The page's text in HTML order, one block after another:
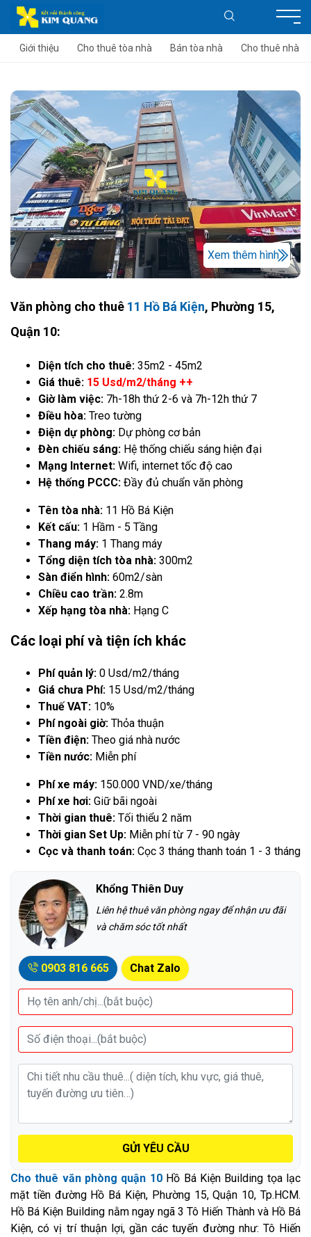
Giới thiệu Cho thuê tòa nhà Bán tòa nhà Cho thuê nhà
Xem thêm hình
Văn phòng cho thuê 11 Hồ Bá Kiện, Phường 15,
Quận 10:
Diện tích cho thuê: 35m2 - 45m2
Giá thuê: 15 Usd/m2/tháng ++
Giờ làm việc: 7h-18h thứ 2-6 và 7h-12h thứ 7
Điều hòa: Treo tường
Điện dự phòng: Dự phòng cơ bản
Đèn chiếu sáng: Hệ thống chiếu sáng hiện đại
Mạng Internet: Wifi, internet tốc độ cao
Hệ thống PCCC: Đầy đủ chuẩn văn phòng
Tên tòa nhà: 11 Hồ Bá Kiện
Kết cấu: 1 Hầm - 5 Tầng
Thang máy: 1 Thang máy
Tổng diện tích tòa nhà: 300m2
Sàn điển hình: 60m2/sàn
Chiều cao trần: 2.8m
Xếp hạng tòa nhà: Hạng C
Các loại phí và tiện ích khác
Phí quản lý: 0 Usd/m2/tháng
Giá chưa Phí: 15 Usd/m2/tháng
Thuế VAT: 10%
Phí ngoài giờ: Thỏa thuận
Tiền điện: Theo giá nhà nước
Tiền nước: Miễn phí
Phí xe máy: 150.000 VND/xe/tháng
Phí xe hơi: Giữ bãi ngoài
Thời gian thuê: Tối thiểu 2 năm
Thời gian Set Up: Miễn phí từ 7 - 90 ngày
Cọc và thanh toán: Cọc 3 tháng thanh toán 1 - 3 tháng
Khổng Thiên Duy
Liên hệ thuê văn phòng ngay để nhận ưu đãi
và chăm sóc tốt nhất
0903 816 665 Chat Zalo
GỬI YÊU CẦU
Cho thuê văn phòng quận 10Hồ Bá Kiện Building tọa lạc
mặt tiền đường Hồ Bá Kiện, Phường 15, Quận 10, Tp.HCM.
Hồ Bá Kiện Building nằm ngay ngã 3 Tô Hiến Thành và Hồ Bá
Kiện, có vị trí thuận lợi, gần các tuyến đường như: Tô Hiến